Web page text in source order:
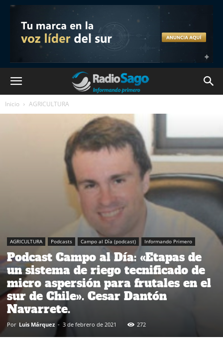
Inicio AGRICULTURA
AGRICULTURA Podcasts Campo al Día (podcast) Informando Primero
Podcast Campo al Día: «Etapas de
un sistema de riego tecnificado de
micro aspersión para frutales en el
sur de Chile». Cesar Dantón
Navarrete.
Por Luis Márquez - 3 de febrero de 2021 272